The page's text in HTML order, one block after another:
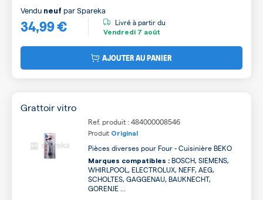
34,99 €
Vendu neuf parSpareka
Livré à partir du
Vendredi 7 août
AJOUTER AU PANIER
Grattoir vitro
Ref. produit : 484000008546
Produit Original
Pièces diverses pour Four - Cuisinière BEKO
Marques compatibles : BOSCH, SIEMENS,
WHIRLPOOL, ELECTROLUX, NEFF, AEG,
SCHOLTES, GAGGENAU, BAUKNECHT,
GORENJE ...